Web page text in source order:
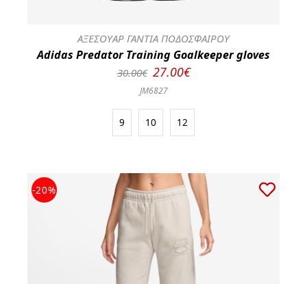
ΑΞΕΣΟΥΑΡ ΓΑΝΤΙΑ ΠΟΔΟΣΦΑΙΡΟΥ
Adidas Predator Training Goalkeeper gloves
30.00€ 27.00€
JM6827
9 10 12
-20%